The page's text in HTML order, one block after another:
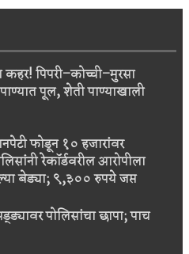
कहर! पिपरी–कोच्ची–मुरसा
पूल, शेती पाण्याखाली
फोडून १० हजारांवर
रेकॉर्डवरील आरोपीला
बेड्या; ९,३०० रुपये जप्त
पोलिसांचा छापा; पाच